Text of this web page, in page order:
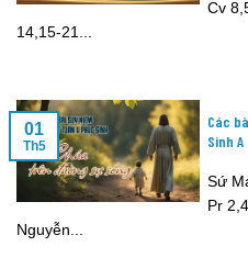
Cv
14,15-21...
Các
Sinh A
Sứ
Pr
Nguyễn...
01
Th5